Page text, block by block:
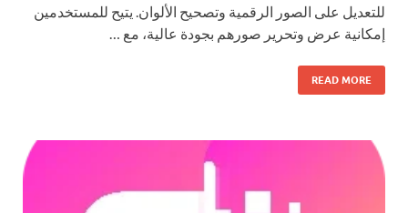
للتعديل على الصور الرقمية وتصحيح الألوان. يتيح للمستخدمين
إمكانية عرض وتحرير صورهم بجودة عالية، مع …
READ MORE